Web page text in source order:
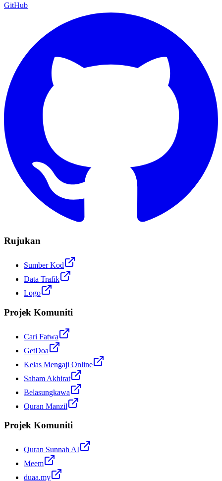
GitHub
Rujukan
Sumber Kod
Data Trafik
Logo
Projek Komuniti
Cari Fatwa
GetDoa
Kelas Mengaji Online
Saham Akhirat
Belasungkawa
Quran Manzil
Projek Komuniti
Quran Sunnah AI
Meem
duaa.my